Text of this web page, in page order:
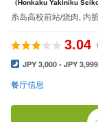
（Honkaku Yakiniku
糸岛高校前站/烧肉, 内
3.04
JPY 3,000 - JPY 3,999
餐厅信息